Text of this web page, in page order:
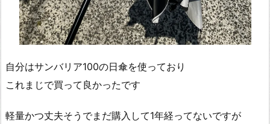
自分はサンバリア100の日傘を使っており
これまじで買って良かったです
軽量かつ丈夫そうでまだ購入して1年経ってないですが